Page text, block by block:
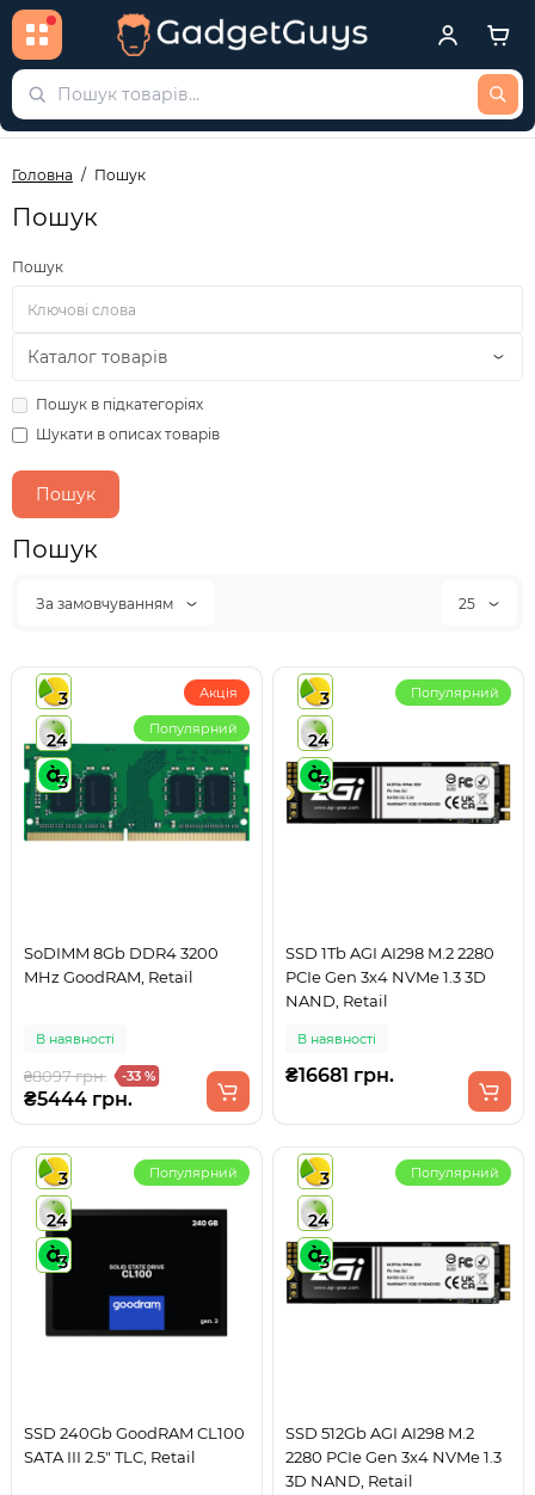
Головна Пошук
Пошук
Пошук
Пошук в підкатегоріях
Шукати в описах товарів
Пошук
За замовчуванням 25
3
24
3
Акція
Популярний
SoDIMM 8Gb DDR4 3200
MHz GoodRAM, Retail
В наявності
₴8097 грн. -33 %
₴5444 грн.
3
24
3
Популярний
SSD 1Tb AGI AI298 M.2 2280
PCIe Gen 3x4 NVMe 1.3 3D
NAND, Retail
В наявності
₴16681 грн.
3
24
3
Популярний
SSD 240Gb GoodRAM CL100
SATA III 2.5" TLC, Retail
3
24
3
Популярний
SSD 512Gb AGI AI298 M.2
2280 PCIe Gen 3x4 NVMe 1.3
3D NAND, Retail